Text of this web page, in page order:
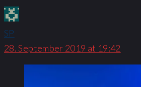
SP
28. September 2019 at 19:42